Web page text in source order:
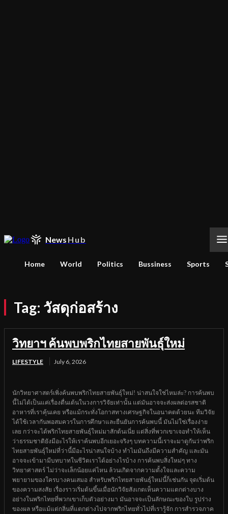
News Hub
Home World Politics Bussiness Sports
Tag: วัสดุก่อสร้าง
วิทยาฯ ค้นพบพริกไทยสายพันธุ์ใหม่
LIFESTYLE July 6, 2026
นักวิทยาศาสตร์เพิ่งค้นพบพริกไทยสายพันธุ์ใหม่! น่าสนใจใช่ไหมล่ะ? การค้นพบ
นี้ไม่ได้เป็นแค่เรื่องตื่นเต้นในวงการวิจัยเท่านั้น แต่มันอาจจะส่งผลต่อรสชาติ
อาหารที่เราคุ้นเคย หรือแม้กระทั่งโอกาสทางเศรษฐกิจในอนาคตด้วยนะ ทีมวิจัย
ได้ใช้เวลากันพอสมควรในการศึกษาและยืนยันการค้นพบนี้ มันไม่ใช่เรื่องง่าย
เลย กว่าจะได้พริกไทยสายพันธุ์ใหม่มาสักต้นเนี่ย แต่สิ่งที่พวกเขาเจอทำให้เห็น
ว่าธรรมชาติยังมีอะไรให้เราค้นพบอีกเยอะจริงๆ บทความนี้เราจะมาดูกันว่าพริก
ไทยสายพันธุ์ใหม่ที่ว่านี้มีอะไรน่าสนใจบ้าง ทำไมมันถึงมีความสำคัญ และมัน
อาจจะเข้ามามีบทบาทในชีวิตเราได้อย่างไรบ้าง การค้นพบสิ่งใหม่ๆ ทาง
วิทยาศาสตร์ ไม่ว่าจะเล็กน้อยแค่ไหน ล้วนเกิดจากความตั้งใจและความ
พยายามของใครบางคนเสมอ สำหรับพริกไทยสายพันธุ์ใหม่นี้ก็เช่นกัน จุดเริ่มต้น
ของความสงสัย เรื่องราวเริ่มต้นขึ้นเมื่อนักวิจัยสังเกตเห็นความแตกต่างบาง
อย่างในพริกไทยที่พวกเขาเก็บตัวอย่างมา มันอาจจะเป็นลักษณะของใบ รูปร่าง
ของผล หรือแม้แต่กลิ่นที่แตกต่างไปจากพริกไทยทั่วไปที่เรารู้จัก การสำรวจภาค